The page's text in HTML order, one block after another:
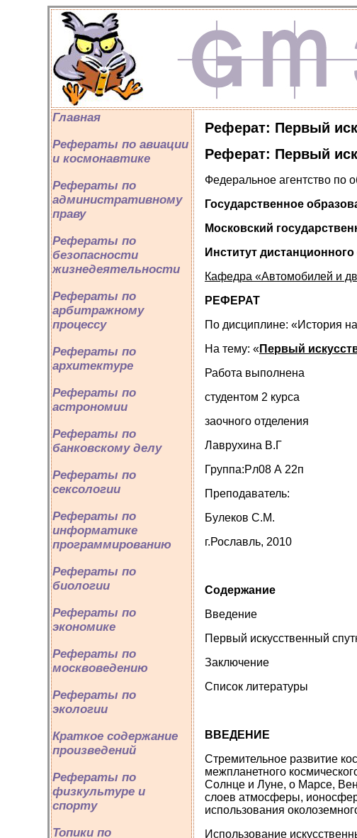
Главная
Рефераты по авиации
и космонавтике
Рефераты по
административному
праву
Рефераты по
безопасности
жизнедеятельности
Рефераты по
арбитражному
процессу
Рефераты по
архитектуре
Рефераты по
астрономии
Рефераты по
банковскому делу
Рефераты по
сексологии
Рефераты по
информатике
программированию
Рефераты по
биологии
Рефераты по
экономике
Рефераты по
москвоведению
Рефераты по
экологии
Краткое содержание
произведений
Рефераты по
физкультуре и
спорту
Топики по
Реферат: Первый
Реферат: Первый
Федеральное агентство по
Государственное
Московский
Институт
Кафедра «Автомобилей и
РЕФЕРАТ
По дисциплине: «История
На тему: «Первый
Работа выполнена
студентом 2 курса
заочного отделения
Лаврухина В.Г
Группа:Рл08 А 22п
Преподаватель:
Булеков С.М.
г.Рославль, 2010
Содержание
Введение
Первый искусственный
Заключение
Список литературы
ВВЕДЕНИЕ
Стремительное развитие
межпланетного
Солнце и Луне, о Марсе,
слоев атмосферы,
использования
Использование